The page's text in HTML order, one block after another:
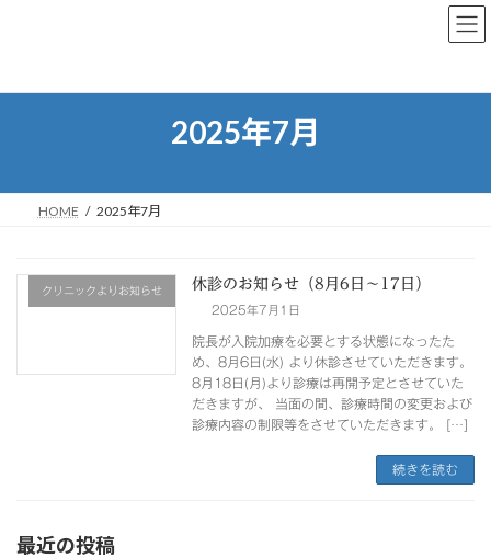
ツ
シ
2025年7月
HOME 2025年7月
クリニックよりお知らせ 休診のお知らせ（8月6日〜17日）
2025年7月1日
院長が入院加療を必要とする状態になったた
め、8月6日(水) より休診させていただきます。
8月18日(月)より診療は再開予定とさせていた
だきますが、 当面の間、診療時間の変更および
診療内容の制限等をさせていただきます。 […]
続きを読む
最近の投稿